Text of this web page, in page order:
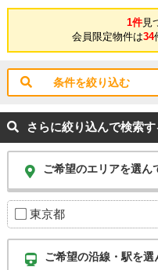
1件見
会員限定物件は34
条件を絞り込む
さらに絞り込んで検索す
ご希望のエリアを選ん
東京都
ご希望の沿線・駅を選